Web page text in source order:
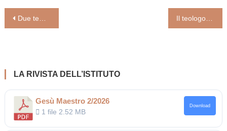
Navigazione
Due tempi che coincidono. Quaresima cristiana e umana insieme (Paola Bignardi) Il teologo. Alla Comunità monastica di Bose non servono i «partiti» (Massimo Faggioli)
LA RIVISTA DELL’ISTITUTO
Gesù Maestro 2/2026
1 file2.52 MB
Download